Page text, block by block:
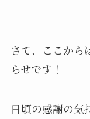
さて、ここから
らせです！
日頃の感謝の気